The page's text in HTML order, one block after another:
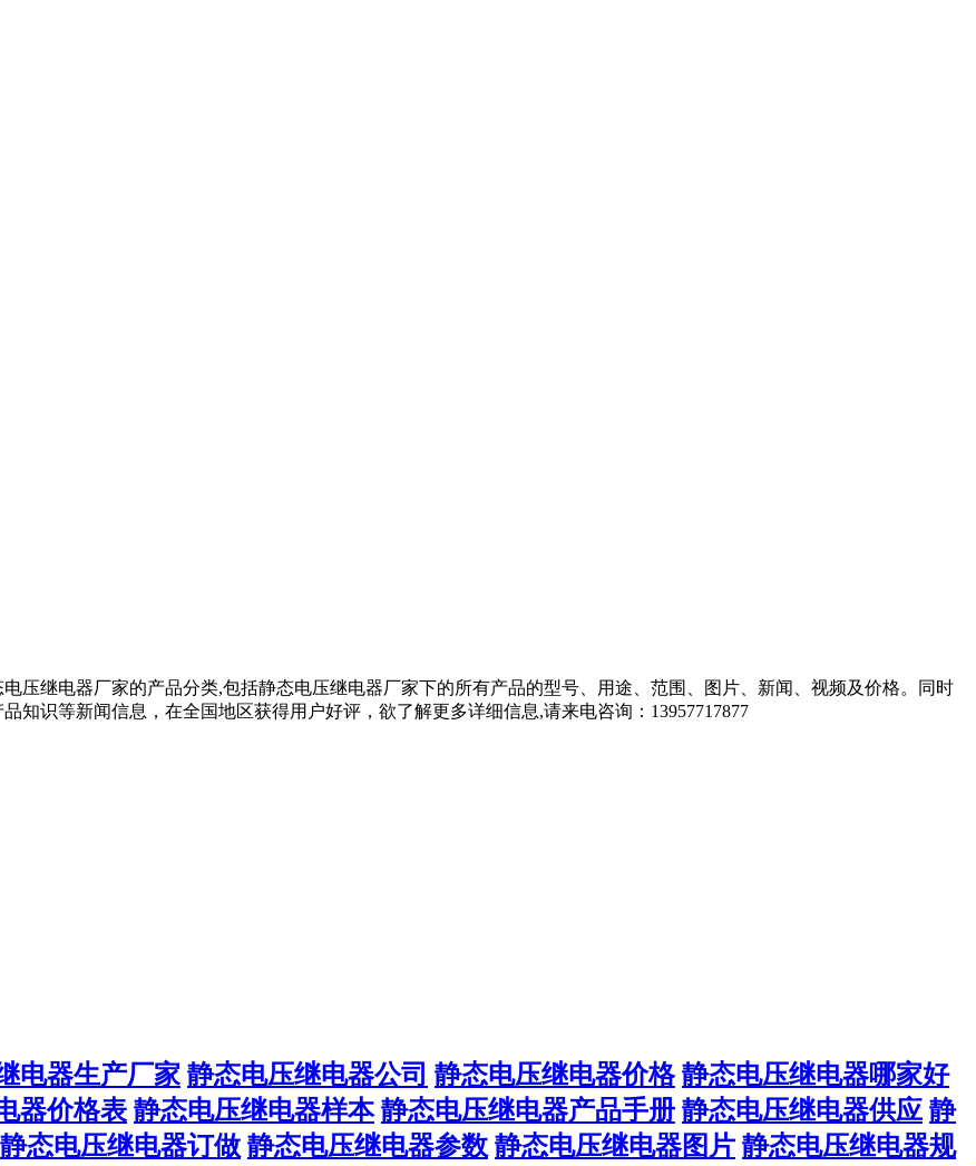
压继电器厂家的产品分类,包括静态电压继电器厂家下的所有产品的型号、用途、范围、图片、新闻、视频及价格。同时
知识等新闻信息，在全国地区获得用户好评，欲了解更多详细信息,请来电咨询：13957717877
电器生产厂家 静态电压继电器公司 静态电压继电器价格 静态电压继电器哪家好
器价格表 静态电压继电器样本 静态电压继电器产品手册 静态电压继电器供应 静
静态电压继电器订做 静态电压继电器参数 静态电压继电器图片 静态电压继电器规